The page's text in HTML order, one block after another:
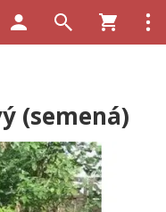
(semená)